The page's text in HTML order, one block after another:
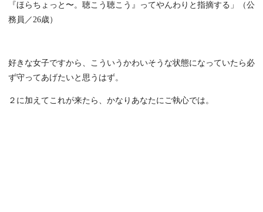
『ほらちょっと〜。聴こう聴こう』ってやんわりと指摘する」（公
務員／26歳）
好きな女子ですから、こういうかわいそうな状態になっていたら必
ず守ってあげたいと思うはず。
２に加えてこれが来たら、かなりあなたにご執心では。